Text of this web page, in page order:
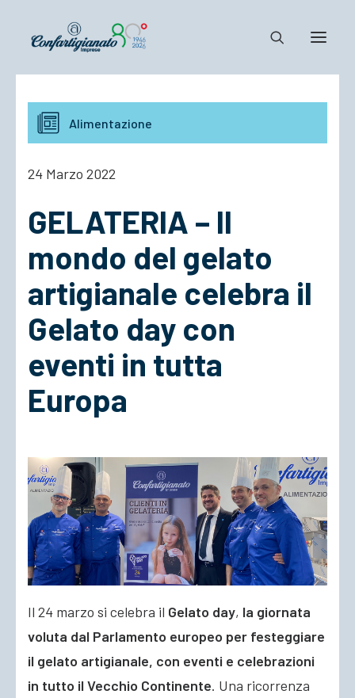
Notizie e Documenti
Confartigianato
Cosa Facciamo
ACCEDI
Alimentazione
24 Marzo 2022
GELATERIA – Il
mondo del gelato
artigianale celebra il
Gelato day con
eventi in tutta
Europa
Il 24 marzo si celebra il Gelato day, la giornata
voluta dal Parlamento europeo per festeggiare
il gelato artigianale, con eventi e celebrazioni
in tutto il Vecchio Continente. Una ricorrenza